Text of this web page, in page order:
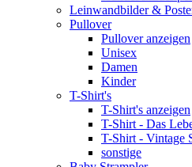
Leinwandbilder &
Pullover
Pullover anzeigen
Unisex
Damen
Kinder
T-Shirt's
T-Shirt's anzeigen
T-Shirt - Das
T-Shirt - Vintage
sonstige